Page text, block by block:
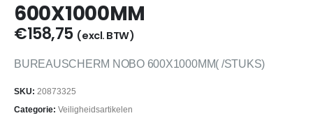
600X1000MM
€158,75 (excl. BTW)
BUREAUSCHERM NOBO 600X1000MM( /STUKS)
SKU: 20873325
Categorie: Veiligheidsartikelen